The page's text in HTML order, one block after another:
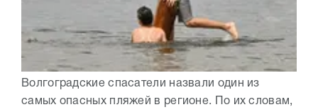
Волгоградские спасатели назвали один из
самых опасных пляжей в регионе. По их словам,